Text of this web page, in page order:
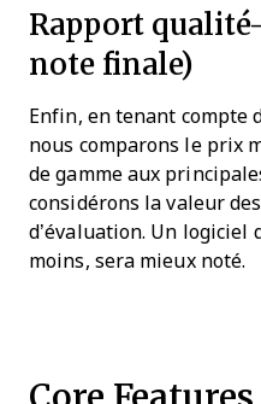
Rapport
note finale)
Enfin, en tenant compte
nous comparons le prix
de gamme aux
considérons la valeur
d’évaluation. Un
moins, sera mieux noté.